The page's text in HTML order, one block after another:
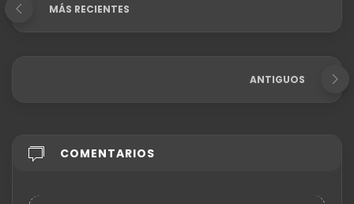
MÁS RECIENTES
ANTIGUOS
COMENTARIOS